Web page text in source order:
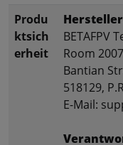
Produ
ktsich
erheit
BETAFPV
Room
Bantian
518129,
E-Mail: